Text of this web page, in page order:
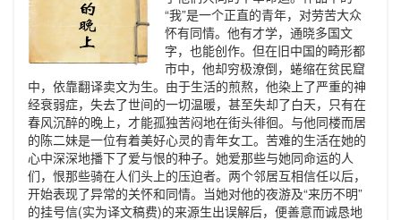
“我”是一个正直的青年，对劳苦大众
怀有同情。他有才学，通晓多国文
字，也能创作。但在旧中国的畸形都
市中，他却穷极潦倒，蜷缩在贫民窟
中，依靠翻译卖文为生。由于生活的煎熬，他染上了严重的神
经衰弱症，失去了世间的一切温暖，甚至失却了白天，只有在
春风沉醉的晚上，才能孤独苦闷地在街头徘徊。与他同楼而居
的陈二妹是一位有着美好心灵的青年女工。苦难的生活在她的
心中深深地播下了爱与恨的种子。她爱那些与她同命运的人
们，恨那些骑在人们头上的压迫者。两个邻居互相信任以后，
开始表现了异常的关怀和同情。当她对他的夜游及“来历不明”
的挂号信(实为译文稿费)的来源生出误解后，便善意而诚恳地